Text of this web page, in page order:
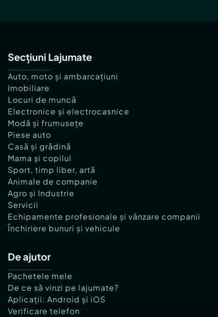
Secțiuni Lajumate
Auto, moto și ambarcațiuni
Imobiliare
Locuri de muncă
Electronice și electrocasnice
Modă și frumusețe
Piese auto
Casă și grădină
Mama și copilul
Sport, timp liber, artă
Animale de companie
Agro și Industrie
Servicii
Echipamente profesionale și vânzare companii
Închiriere bunuri și vehicule
De ajutor
Pachetele mele
De ce să vinzi pe lajumate?
Aplicații: Android și iOS
Verificare telefon